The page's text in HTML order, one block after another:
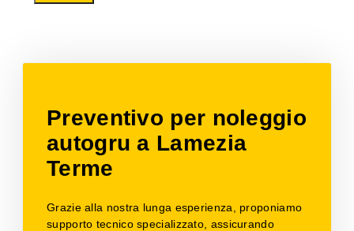
Preventivo per noleggio
autogru a Lamezia
Terme
Grazie alla nostra lunga esperienza, proponiamo
supporto tecnico specializzato, assicurando